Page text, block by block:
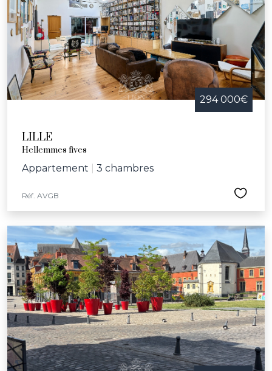
294 000€
LILLE
Hellemmes fives
Appartement 3 chambres
Réf. AVGB